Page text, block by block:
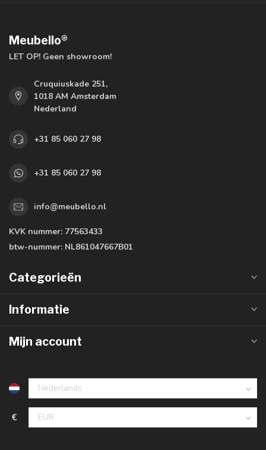
Meubello®
LET OP! Geen showroom!
Cruquiuskade 251,
1018 AM Amsterdam
Nederland
+31 85 060 27 98
+31 85 060 27 98
info@meubello.nl
KVK nummer: 77563433
btw-nummer: NL861047667B01
Categorieën
Informatie
Mijn account
€